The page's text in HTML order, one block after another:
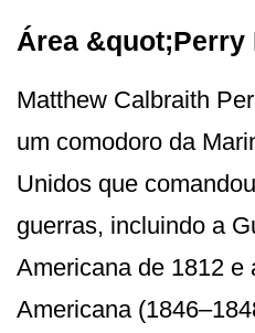
Área &quot;Perry
Matthew Calbraith
um comodoro da
Unidos que
guerras, incluindo a
Americana de 1812 e
Americana